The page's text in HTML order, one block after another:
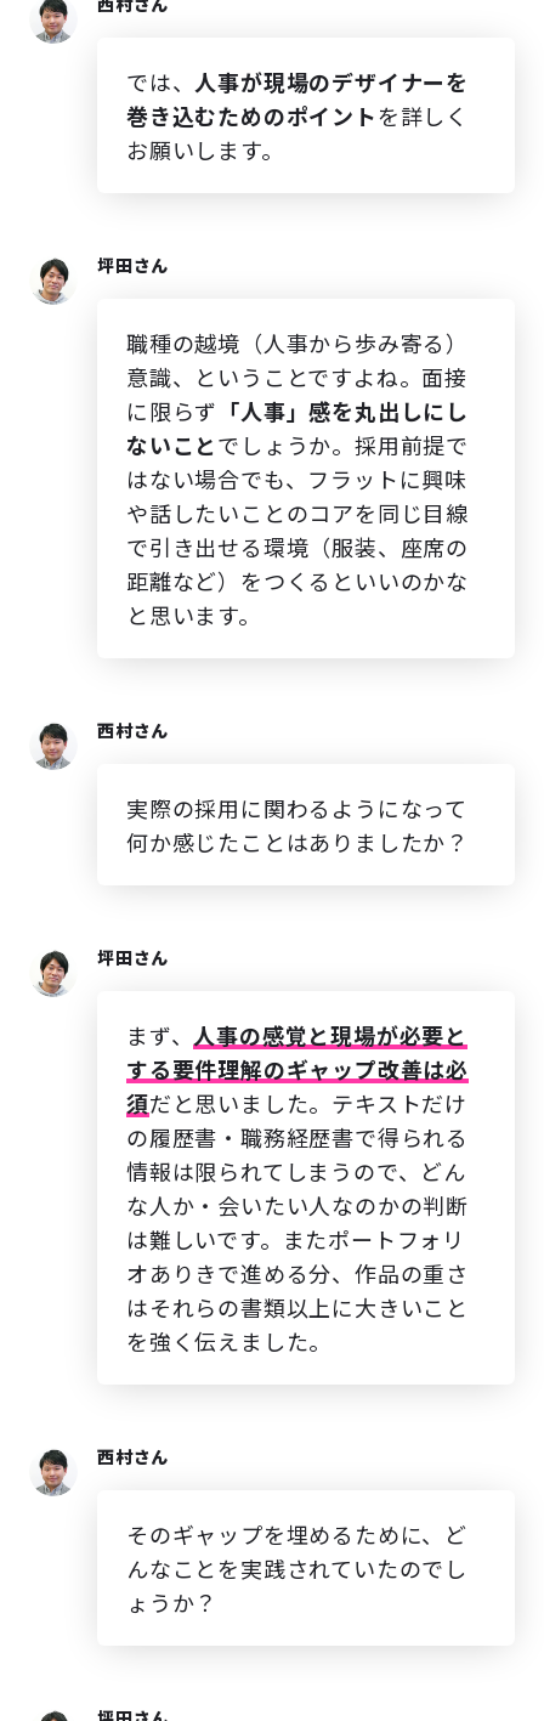
西村さん
では、 人事が現場のデザイナーを
巻き込むためのポイントを詳しく
お願いします。
坪田さん
職種の越境（人事から歩み寄る）
意識、ということですよね。面接
に限らず
「人事」感を丸出しにし
ないこと でしょうか。採用前提で
はない場合でも、フラットに興味
や話したいことのコアを同じ目線
で引き出せる環境（服装、座席の
距離など）をつくるといいのかな
と思います。
西村さん
実際の採用に関わるようになって
何か感じたことはありましたか？
坪田さん
まず、 人事の感覚と現場が必要と
する要件理解のギャップ改善は必
須だと思いました。テキストだけ
の履歴書・職務経歴書で得られる
情報は限られてしまうので、どん
な人か・会いたい人なのかの判断
は難しいです。またポートフォリ
オありきで進める分、作品の重さ
はそれらの書類以上に大きいこと
を強く伝えました。
西村さん
そのギャップを埋めるために、ど
んなことを実践されていたのでし
ょうか？